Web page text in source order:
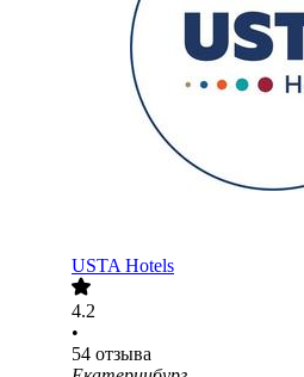
USTA Hotels
4.2
•
54 отзыва